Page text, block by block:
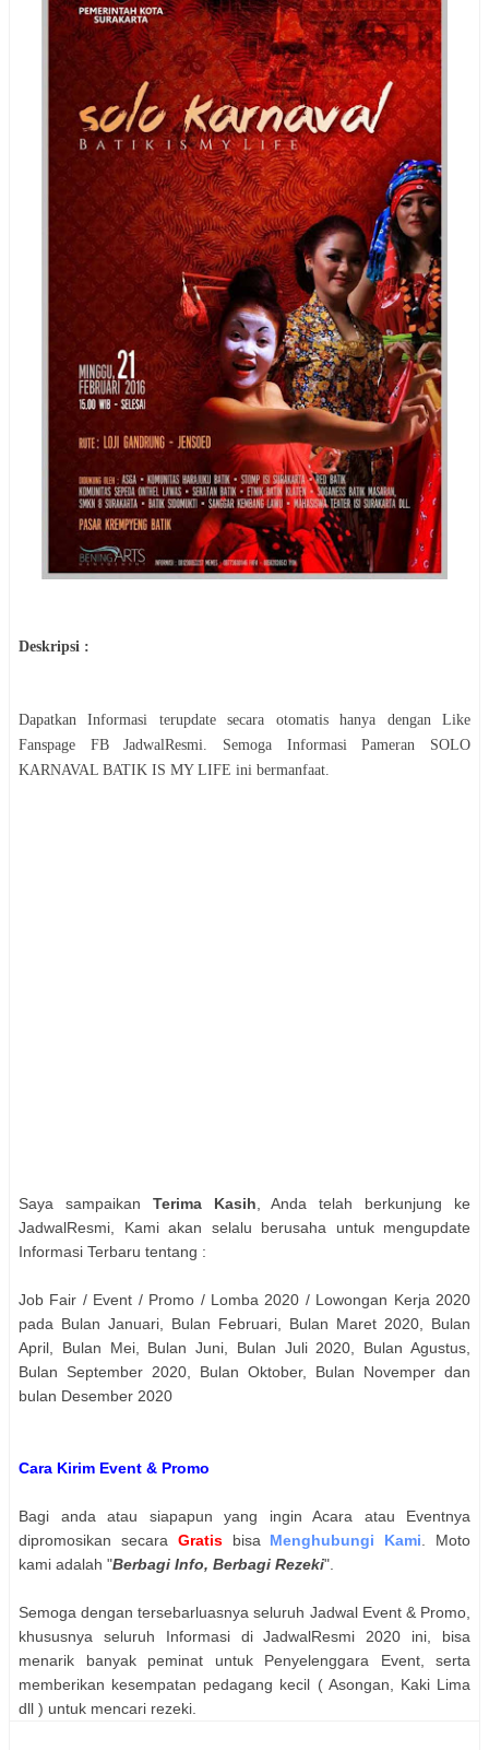
Deskripsi :
Dapatkan Informasi terupdate secara otomatis hanya dengan Like
Fanspage FB JadwalResmi. Semoga InformasiPameran SOLO
KARNAVAL BATIK IS MY LIFE ini bermanfaat.
Saya sampaikan Terima Kasih , Anda telah berkunjung ke
JadwalResmi, Kami akan selalu berusaha untuk mengupdate
Informasi Terbaru tentang :
Job Fair / Event / Promo / Lomba 2020 / Lowongan Kerja 2020
pada Bulan Januari, Bulan Februari, Bulan Maret 2020, Bulan
April, Bulan Mei, Bulan Juni, Bulan Juli 2020, Bulan Agustus,
Bulan September 2020, Bulan Oktober, Bulan Novemper dan
bulan Desember 2020
Cara Kirim Event & Promo
Bagi anda atau siapapun yang ingin Acara atau Eventnya
dipromosikan secara Gratisbisa Menghubungi Kami . Moto
kami adalah "Berbagi Info, Berbagi Rezeki".
Semoga dengan tersebarluasnya seluruh Jadwal Event & Promo,
khususnya seluruh Informasi di JadwalResmi 2020 ini, bisa
menarik banyak peminat untuk Penyelenggara Event, serta
memberikan kesempatan pedagang kecil ( Asongan, Kaki Lima
dll ) untuk mencari rezeki.